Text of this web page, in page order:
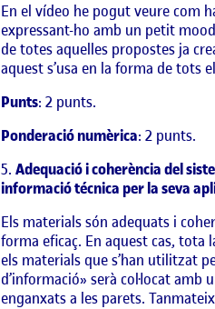
En el vídeo he pogut veure com
expressant-ho amb un petit
de totes aquelles propostes ja
aquest s’usa en la forma de tots
Punts: 2 punts.
Ponderació numèrica: 2 punts.
5. Adequació i coherència del
informació técnica per la seva
Els materials són adequats i
forma eficaç. En aquest cas, tota
els materials que s’han utilitzat
d’informació» serà col·locat amb
enganxats a les parets.